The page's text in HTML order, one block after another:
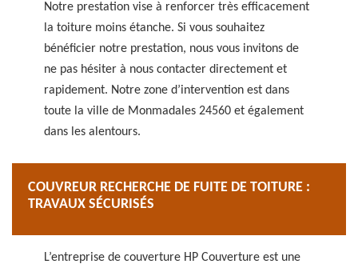
Notre prestation vise à renforcer très efficacement
la toiture moins étanche. Si vous souhaitez
bénéficier notre prestation, nous vous invitons de
ne pas hésiter à nous contacter directement et
rapidement. Notre zone d’intervention est dans
toute la ville de Monmadales 24560 et également
dans les alentours.
COUVREUR RECHERCHE DE FUITE DE TOITURE :
TRAVAUX SÉCURISÉS
L’entreprise de couverture HP Couverture est une